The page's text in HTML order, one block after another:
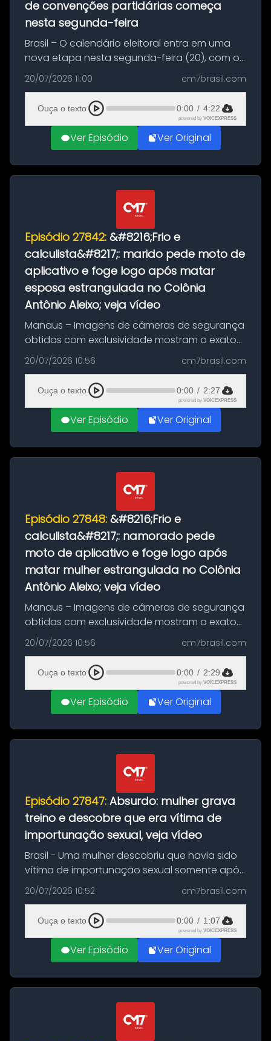
de convenções partidárias começa
nesta segunda-feira
Brasil – O calendário eleitoral entra em uma
nova etapa nesta segunda-feira (20), com o
início do período destinado às convenções
partidárias. Até 5 de agosto, partidos e
federações poderão oficializa...
20/07/2026 11:00 cm7brasil.com
Ouça o texto 0:00 / 4:22
powered by VOICEXPRESS
Ver Episódio Ver Original
Episódio 27842: &#8216;Frio e
calculista&#8217;: marido pede moto de
aplicativo e foge logo após matar
esposa estrangulada no Colônia
Antônio Aleixo; veja vídeo
Manaus – Imagens de câmeras de segurança
obtidas com exclusividade mostram o exato
momento da fuga do principal suspeito da
morte de Larissa Araújo, de 28 anos. O crime
ocorreu na noite deste último d...
20/07/2026 10:56 cm7brasil.com
Ouça o texto 0:00 / 2:27
powered by VOICEXPRESS
Ver Episódio Ver Original
Episódio 27848: &#8216;Frio e
calculista&#8217;: namorado pede
moto de aplicativo e foge logo após
matar mulher estrangulada no Colônia
Antônio Aleixo; veja vídeo
Manaus – Imagens de câmeras de segurança
obtidas com exclusividade mostram o exato
momento da fuga do principal suspeito da
morte de Larissa Araújo, de 28 anos. O crime
ocorreu na noite deste último d...
20/07/2026 10:56 cm7brasil.com
Ouça o texto 0:00 / 2:29
powered by VOICEXPRESS
Ver Episódio Ver Original
Episódio 27847: Absurdo: mulher grava
treino e descobre que era vítima de
importunação sexual, veja vídeo
Brasil - Uma mulher descobriu que havia sido
vítima de importunação sexual somente após
assistir a um vídeo que gravou enquanto
treinava na academia de um condomínio em
Feira de Santana, na Bahia. O c...
20/07/2026 10:52 cm7brasil.com
Ouça o texto 0:00 / 1:07
powered by VOICEXPRESS
Ver Episódio Ver Original